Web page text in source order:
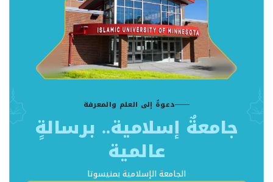
دعوةٌ إلى العلم والمعرفة
جامعةٌ إسلامية.. برسالةٍ
عالمية
الجامعة الإسلامية بمنيسوتا